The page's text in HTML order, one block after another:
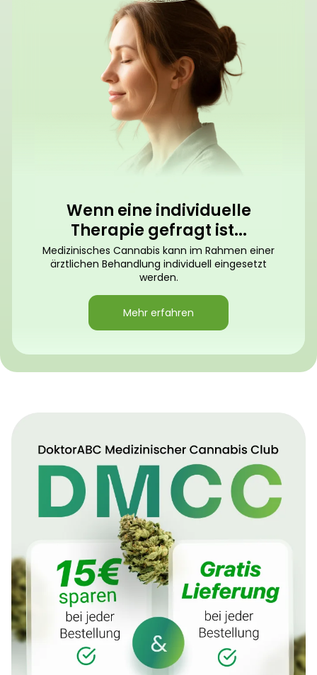
Wenn eine individuelle
Therapie gefragt ist...
Medizinisches Cannabis kann im Rahmen einer
ärztlichen Behandlung individuell eingesetzt
werden.
Mehr erfahren